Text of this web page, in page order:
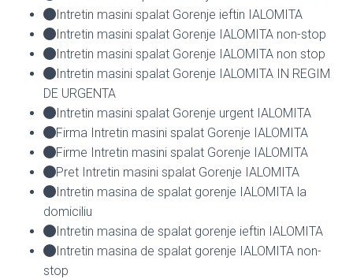
Intretin masini spalat Gorenje ieftin IALOMITA
Intretin masini spalat Gorenje IALOMITA non-stop
Intretin masini spalat Gorenje IALOMITA non stop
Intretin masini spalat Gorenje IALOMITA IN REGIM
DE URGENTA
Intretin masini spalat Gorenje urgent IALOMITA
Firma Intretin masini spalat Gorenje IALOMITA
Firme Intretin masini spalat Gorenje IALOMITA
Pret Intretin masini spalat Gorenje IALOMITA
Intretin masina de spalat gorenje IALOMITA la
domiciliu
Intretin masina de spalat gorenje ieftin IALOMITA
Intretin masina de spalat gorenje IALOMITA non-
stop